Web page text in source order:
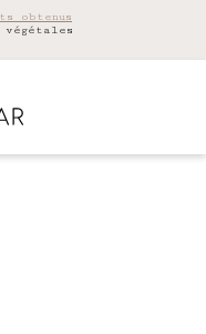
obtenus